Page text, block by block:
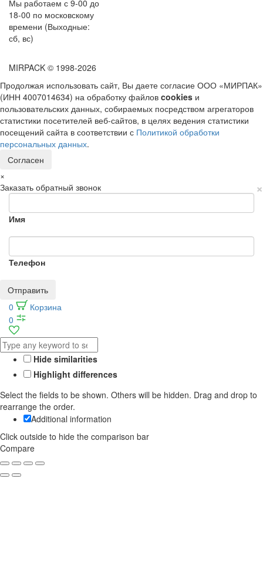
Мы работаем с 9-00 до
18-00 по московскому
времени (Выходные:
сб, вс)
MIRPACK © 1998-2026
Продолжая использовать сайт, Вы даете согласие ООО «МИРПАК»
(ИНН 4007014634) на обработку файлов cookies и
пользовательских данных, собираемых посредством агрегаторов
статистики посетителей веб-сайтов, в целях ведения статистики
посещений сайта в соответствии с Политикой обработки
персональных данных.
Согласен
×
×
Заказать обратный звонок
Имя
Телефон
Отправить
0
Корзина
0
Hide similarities
Highlight differences
Select the fields to be shown. Others will be hidden. Drag and drop to
rearrange the order.
Additional information
Click outside to hide the comparison bar
Compare